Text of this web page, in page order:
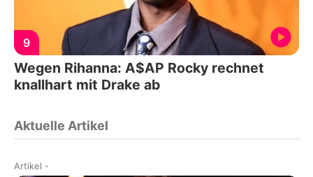
9
Wegen Rihanna: A$AP Rocky rechnet
knallhart mit Drake ab
Aktuelle Artikel
Artikel -